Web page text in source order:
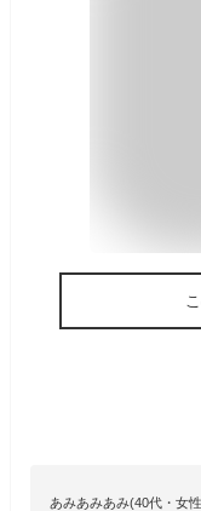
あみあみあみ(40代・女